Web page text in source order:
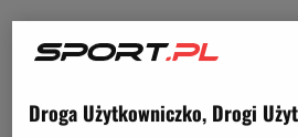
Droga Użytkowniczko, Drogi